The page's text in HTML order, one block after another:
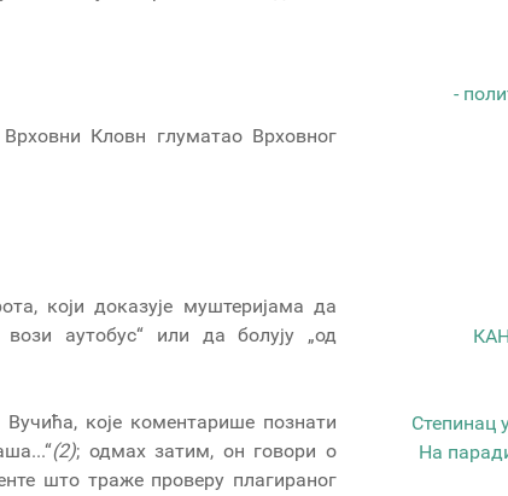
Кловн глуматао Врховног
који доказује муштеријама да
аутобус“ или да болују „од
које коментарише познати
(2); одмах затим, он говори о
што траже проверу плагираног
-
Степинац
На